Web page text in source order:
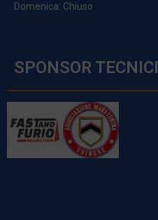
Domenica: Chiuso
SPONSOR TECNICI